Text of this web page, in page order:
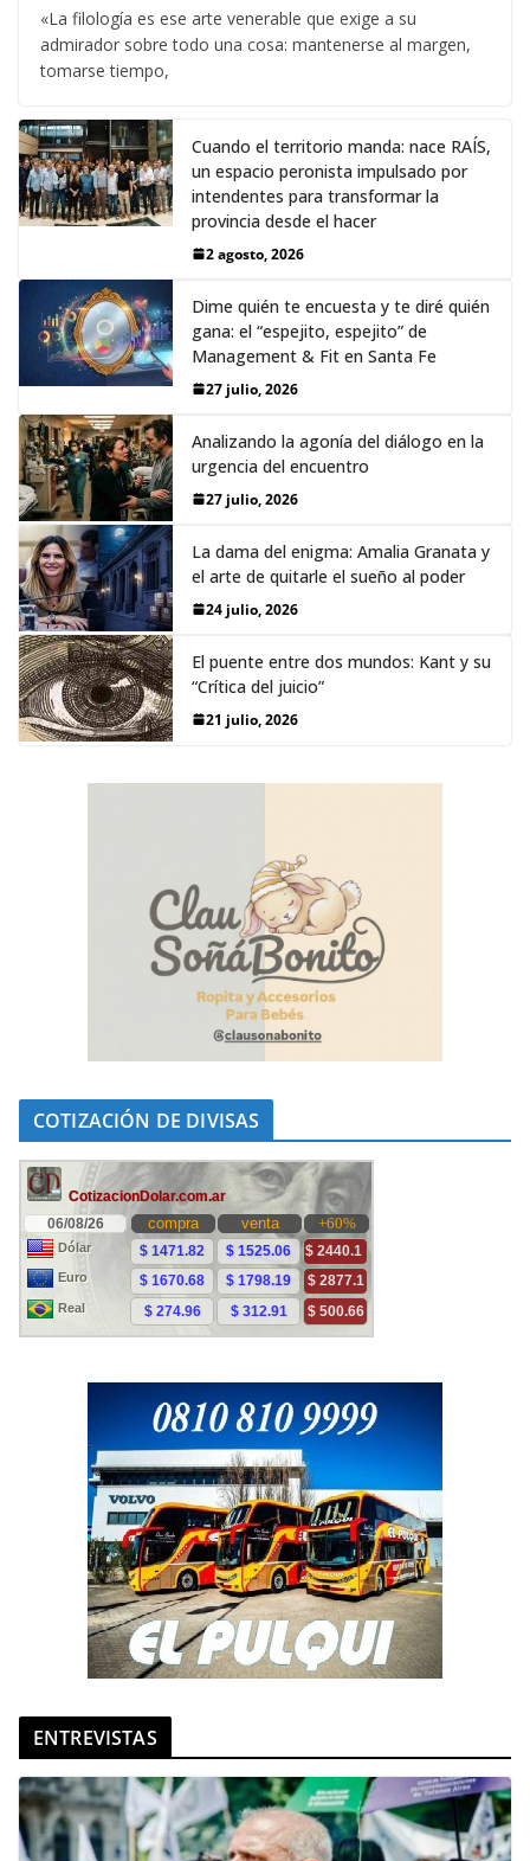
«La filología es ese arte venerable que exige a su
admirador sobre todo una cosa: mantenerse al margen,
tomarse tiempo,
Cuando el territorio manda: nace RAÍS,
un espacio peronista impulsado por
intendentes para transformar la
provincia desde el hacer
2 agosto, 2026
Dime quién te encuesta y te diré quién
gana: el “espejito, espejito” de
Management & Fit en Santa Fe
27 julio, 2026
Analizando la agonía del diálogo en la
urgencia del encuentro
27 julio, 2026
La dama del enigma: Amalia Granata y
el arte de quitarle el sueño al poder
24 julio, 2026
El puente entre dos mundos: Kant y su
“Crítica del juicio”
21 julio, 2026
COTIZACIÓN DE DIVISAS
ENTREVISTAS